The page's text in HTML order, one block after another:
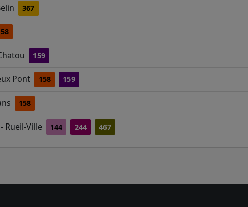
367
159
Pont 158 159
158
Rueil-Ville 144 244 467